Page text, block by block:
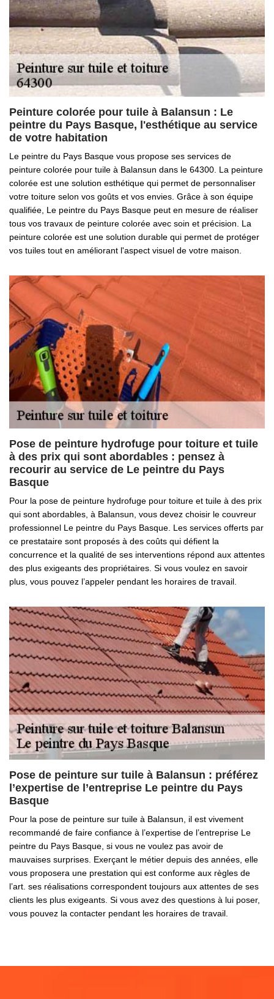
Peinture colorée pour tuile à Balansun : Le
peintre du Pays Basque, l'esthétique au service
de votre habitation
Le peintre du Pays Basque vous propose ses services de
peinture colorée pour tuile à Balansun dans le 64300. La peinture
colorée est une solution esthétique qui permet de personnaliser
votre toiture selon vos goûts et vos envies. Grâce à son équipe
qualifiée, Le peintre du Pays Basque peut en mesure de réaliser
tous vos travaux de peinture colorée avec soin et précision. La
peinture colorée est une solution durable qui permet de protéger
vos tuiles tout en améliorant l'aspect visuel de votre maison.
Pose de peinture hydrofuge pour toiture et tuile
à des prix qui sont abordables : pensez à
recourir au service de Le peintre du Pays
Basque
Pour la pose de peinture hydrofuge pour toiture et tuile à des prix
qui sont abordables, à Balansun, vous devez choisir le couvreur
professionnel Le peintre du Pays Basque. Les services offerts par
ce prestataire sont proposés à des coûts qui défient la
concurrence et la qualité de ses interventions répond aux attentes
des plus exigeants des propriétaires. Si vous voulez en savoir
plus, vous pouvez l’appeler pendant les horaires de travail.
Pose de peinture sur tuile à Balansun : préférez
l’expertise de l’entreprise Le peintre du Pays
Basque
Pour la pose de peinture sur tuile à Balansun, il est vivement
recommandé de faire confiance à l’expertise de l’entreprise Le
peintre du Pays Basque, si vous ne voulez pas avoir de
mauvaises surprises. Exerçant le métier depuis des années, elle
vous proposera une prestation qui est conforme aux règles de
l’art. ses réalisations correspondent toujours aux attentes de ses
clients les plus exigeants. Si vous avez des questions à lui poser,
vous pouvez la contacter pendant les horaires de travail.